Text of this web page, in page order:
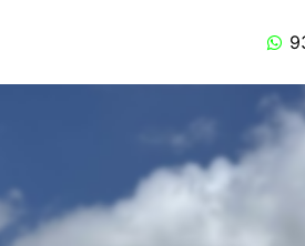
Produção de Vídeo